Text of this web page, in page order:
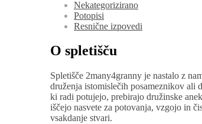
Nekategorizirano
Potopisi
Resnične izpovedi
O spletišču
Spletišče 2many4granny je nastalo z
druženja istomislečih posameznikov ali
ki radi potujejo, prebirajo družinske
iščejo nasvete za potovanja, vzgojo in
vsakdanje stvari.